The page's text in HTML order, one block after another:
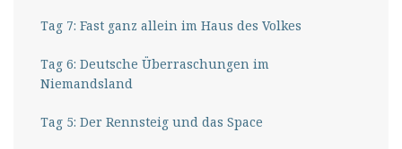
Tag 7: Fast ganz allein im Haus des Volkes
Tag 6: Deutsche Überraschungen im
Niemandsland
Tag 5: Der Rennsteig und das Space